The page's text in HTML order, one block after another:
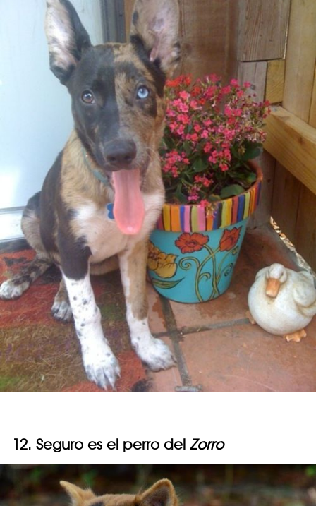
12. Seguro es el perro del Zorro